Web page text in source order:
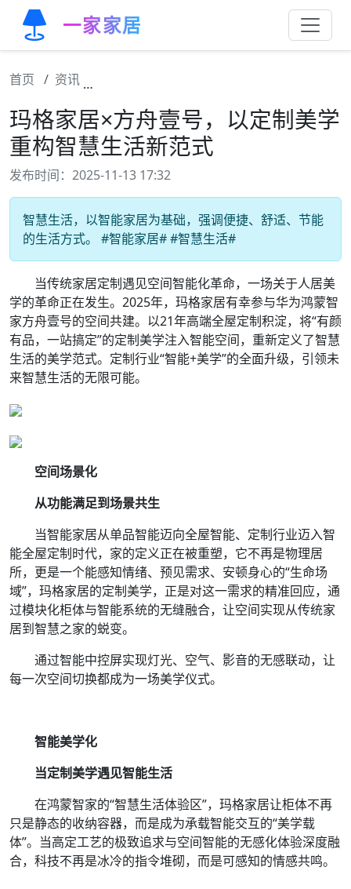
一家家居
首页 资讯
玛格家居×方舟壹号，以定制美学
重构智慧生活新范式
发布时间：2025-11-13 17:32
智慧生活，以智能家居为基础，强调便捷、舒适、节能
的生活方式。 #智能家居# #智慧生活#
当传统家居定制遇见空间智能化革命，一场关于人居美
学的革命正在发生。2025年，玛格家居有幸参与华为鸿蒙智
家方舟壹号的空间共建。以21年高端全屋定制积淀，将“有颜
有品，一站搞定”的定制美学注入智能空间，重新定义了智慧
生活的美学范式。定制行业“智能+美学”的全面升级，引领未
来智慧生活的无限可能。
空间场景化
从功能满足到场景共生
当智能家居从单品智能迈向全屋智能、定制行业迈入智
能全屋定制时代，家的定义正在被重塑，它不再是物理居
所，更是一个能感知情绪、预见需求、安顿身心的“生命场
域”，玛格家居的定制美学，正是对这一需求的精准回应，通
过模块化柜体与智能系统的无缝融合，让空间实现从传统家
居到智慧之家的蜕变。
通过智能中控屏实现灯光、空气、影音的无感联动，让
每一次空间切换都成为一场美学仪式。
智能美学化
当定制美学遇见智能生活
在鸿蒙智家的“智慧生活体验区”，玛格家居让柜体不再
只是静态的收纳容器，而是成为承载智能交互的“美学载
体”。当高定工艺的极致追求与空间智能的无感化体验深度融
合，科技不再是冰冷的指令堆砌，而是可感知的情感共鸣。